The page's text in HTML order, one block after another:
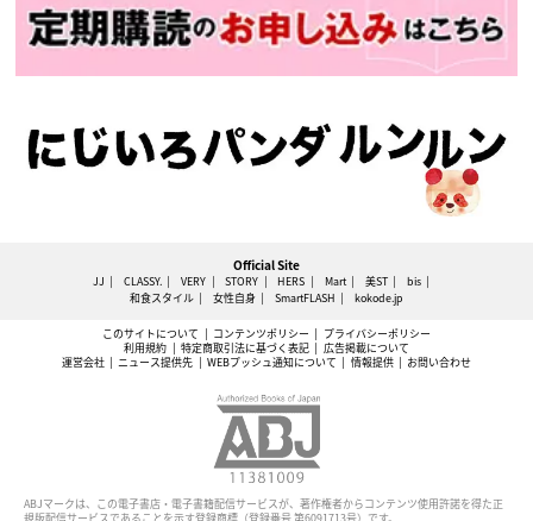
Official Site
JJ CLASSY. VERY STORY HERS Mart 美ST
bis
和食スタイル
女性自身 SmartFLASH kokode.jp
このサイトについて コンテンツポリシー
プライバシーポリシー
利用規約
特定商取引法に基づく表記
広告掲載について
運営会社
ニュース提供先 WEBプッシュ通知について 情報提供 お問い合わせ
ABJマークは、この電子書店・電子書籍配信サービスが、著作権者からコンテンツ使用許諾を得た正
規版配信サービスであることを示す登録商標（登録番号 第6091713号）です。